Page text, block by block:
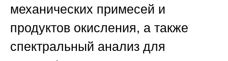
механических примесей и
продуктов окисления, а также
спектральный анализ для